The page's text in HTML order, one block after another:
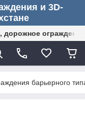
и 3D-
ограждение
барьерного